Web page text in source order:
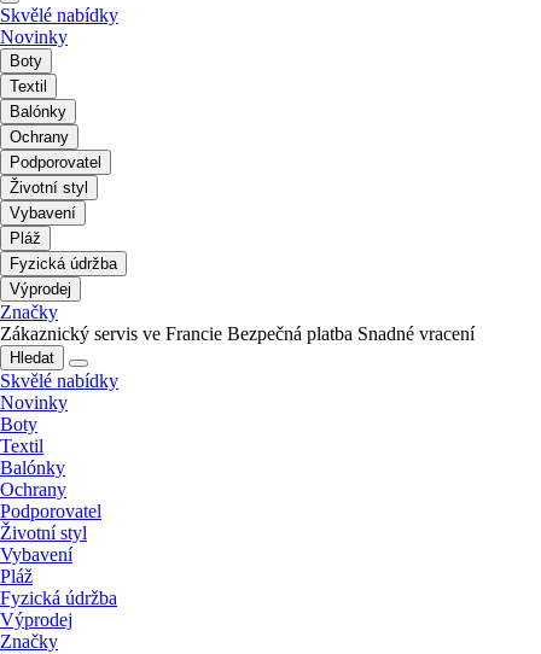
Skvělé nabídky
Novinky
Boty
Textil
Balónky
Ochrany
Podporovatel
Životní styl
Vybavení
Pláž
Fyzická údržba
Výprodej
Značky
Zákaznický servis ve Francie Bezpečná platba Snadné vracení
Hledat
Skvělé nabídky
Novinky
Boty
Textil
Balónky
Ochrany
Podporovatel
Životní styl
Vybavení
Pláž
Fyzická údržba
Výprodej
Značky